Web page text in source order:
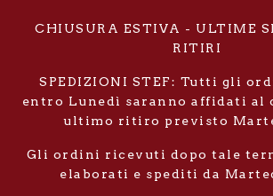
CHIUSURA ESTIVA - ULTIME
RITIRI
SPEDIZIONI STEF: Tutti gli
entro Lunedì saranno affidati al
ultimo ritiro previsto
Gli ordini ricevuti dopo tale
elaborati e spediti da